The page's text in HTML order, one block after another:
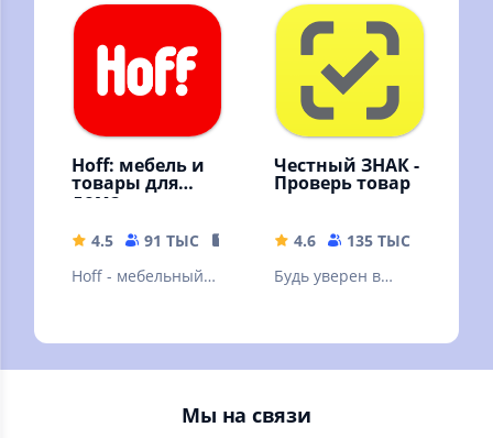
выгодные покупки
с доставкой!
онлайн с
доставкой на дом
Hoff: мебель и
товары для
дома
4.5 91 ТЫС
167.42 MB
Hoff - мебельный
мебель, декор и
товары для дома.
Честный ЗНАК -
Проверь товар
4.6 135 ТЫС
Будь уверен в
приложением
Честный ЗНАК
Мы на связи